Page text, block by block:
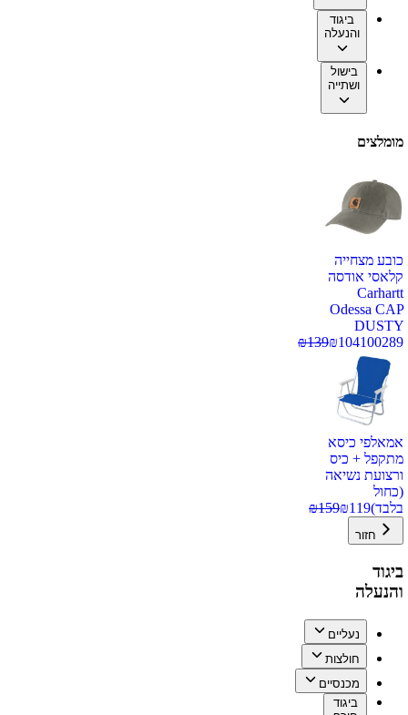
ביגוד
והנעלה
בישול
ושתייה
מומלצים
כובע מצחייה
קלאסי אודסה
Carhartt
Odessa CAP
DUSTY
100289
₪104
₪139
אמאלפי כיסא
מתקפל + כיס
ורצועת נשיאה
(כחול
בלבד)
₪119
₪159
חזור
ביגוד
והנעלה
נעליים
חולצות
מכנסיים
ביגוד